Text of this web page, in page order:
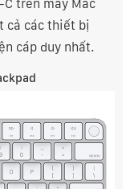
C trên máy Mac
cả các thiết bị
cáp duy nhất.